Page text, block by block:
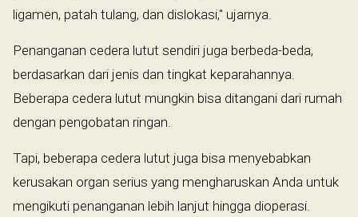
ligamen, patah tulang, dan dislokasi," ujarnya.
Penanganan cedera lutut sendiri juga berbeda-beda,
berdasarkan dari jenis dan tingkat keparahannya.
Beberapa cedera lutut mungkin bisa ditangani dari rumah
dengan pengobatan ringan.
Tapi, beberapa cedera lutut juga bisa menyebabkan
kerusakan organ serius yang mengharuskan Anda untuk
mengikuti penanganan lebih lanjut hingga dioperasi.